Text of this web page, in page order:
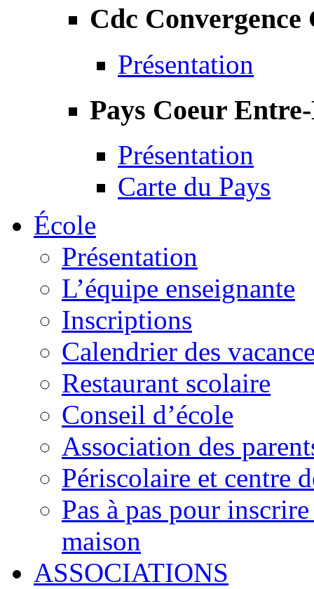
Cdc Convergence
Présentation
Pays Coeur
Présentation
Carte du Pays
École
Présentation
L’équipe enseignante
Inscriptions
Calendrier des
Restaurant scolaire
Conseil d’école
Association des
Périscolaire et centre
Pas à pas pour
maison
ASSOCIATIONS